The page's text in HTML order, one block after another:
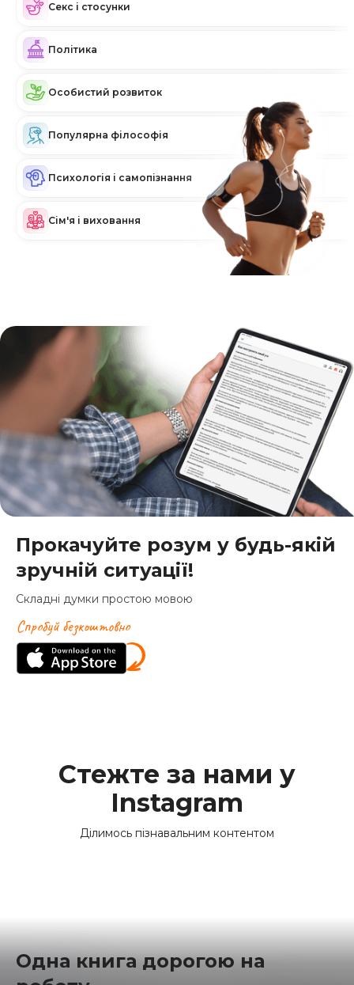
Секс і стосунки
Політика
Особистий розвиток
Популярна філософія
Психологія і самопізнання
Сім'я і виховання
Прокачуйте розум у будь-якій
зручній ситуації!
Складні думки простою мовою
Спробуй безкоштовно
Стежте за нами у
Instagram
Ділимось пізнавальним контентом
Одна книга дорогою на